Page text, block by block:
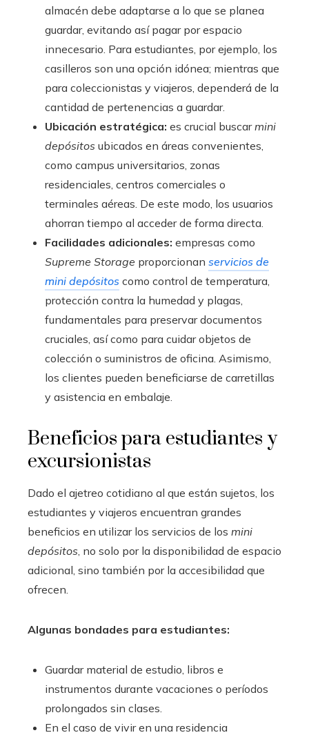
almacén debe adaptarse a lo que se planea
guardar, evitando así pagar por espacio
innecesario. Para estudiantes, por ejemplo, los
casilleros son una opción idónea; mientras que
para coleccionistas y viajeros, dependerá de la
cantidad de pertenencias a guardar.
Ubicación estratégica: es crucial buscarmini
depósitos ubicados en áreas convenientes,
como campus universitarios, zonas
residenciales, centros comerciales o
terminales aéreas. De este modo, los usuarios
ahorran tiempo al acceder de forma directa.
Facilidades adicionales: empresas como
Supreme Storage proporcionan servicios de
mini depósitos como control de temperatura,
protección contra la humedad y plagas,
fundamentales para preservar documentos
cruciales, así como para cuidar objetos de
colección o suministros de oficina. Asimismo,
los clientes pueden beneficiarse de carretillas
y asistencia en embalaje.
Beneficios para estudiantes y
excursionistas
Dado el ajetreo cotidiano al que están sujetos, los
estudiantes y viajeros encuentran grandes
beneficios en utilizar los servicios de los mini
depósitos , no solo por la disponibilidad de espacio
adicional, sino también por la accesibilidad que
ofrecen.
Algunas bondades para estudiantes:
Guardar material de estudio, libros e
instrumentos durante vacaciones o períodos
prolongados sin clases.
En el caso de vivir en una residencia